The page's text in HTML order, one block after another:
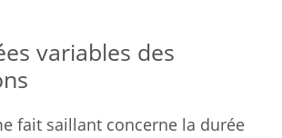
variables des
fait saillant concerne la durée